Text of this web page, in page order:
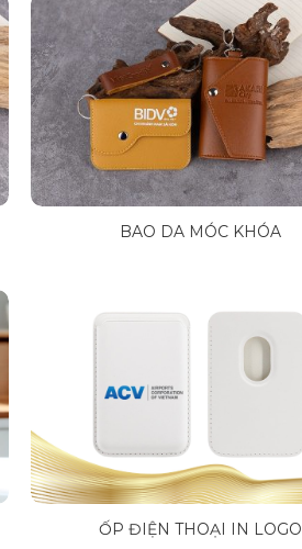
BAO DA MÓC KHÓA
ỐP ĐIỆN THOẠI IN LOGO